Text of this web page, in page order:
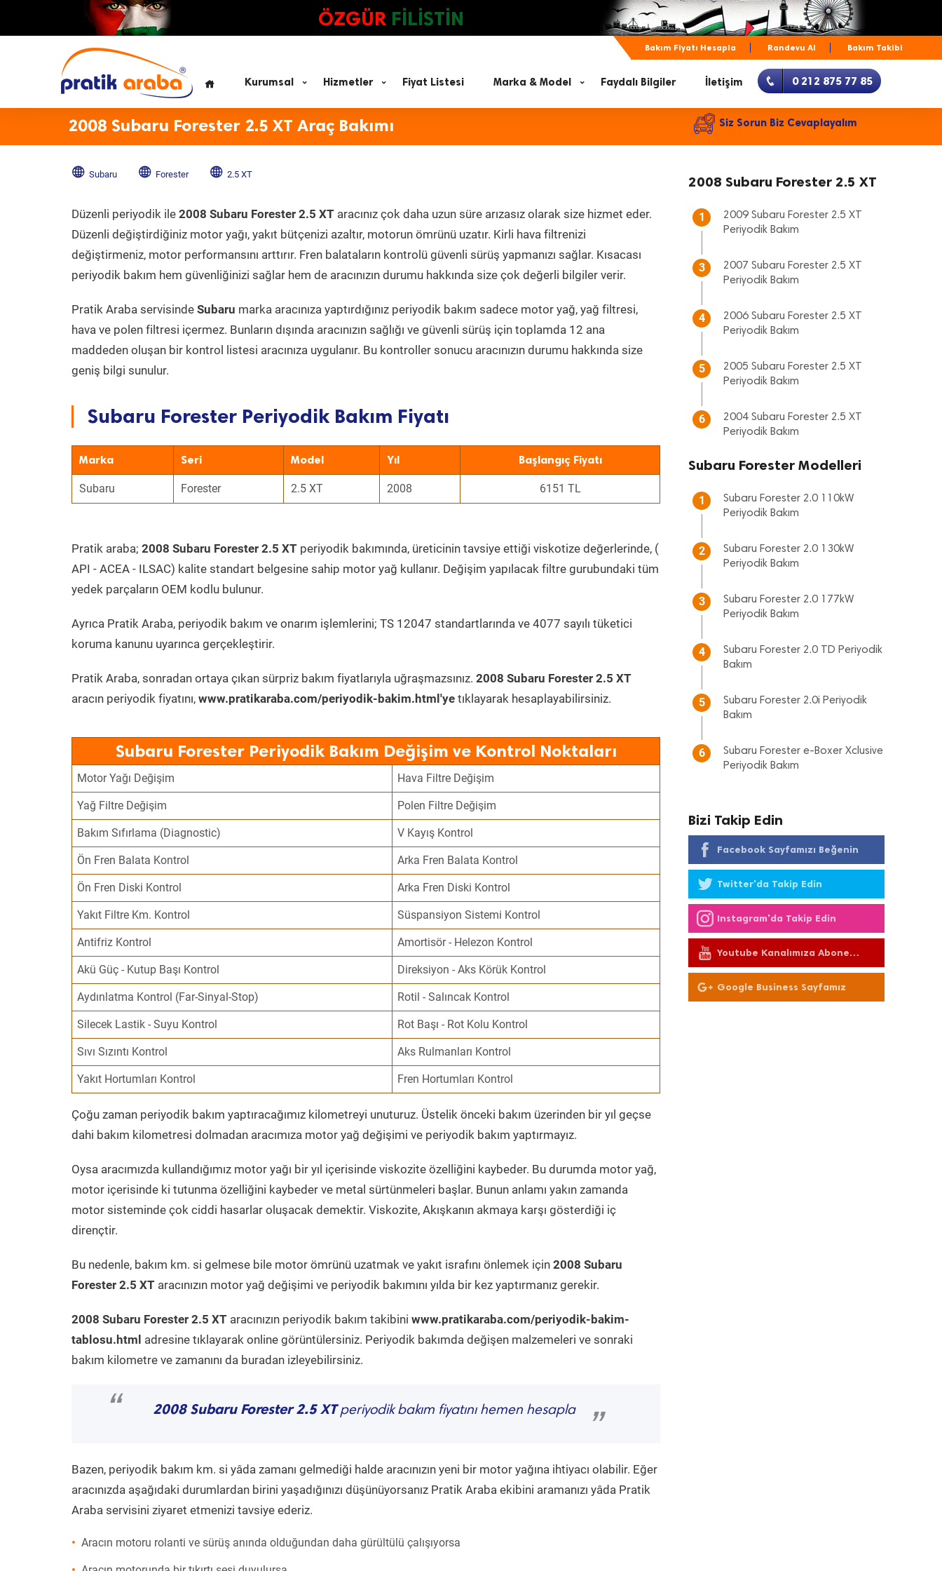
ÖZGÜR FİLİSTİN
Bakım Fiyatı Hesapla Randevu Al Bakım Takibi
Kurumsal Hizmetler Fiyat Listesi Marka & Model Faydalı Bilgiler İletişim 0 212 875 77 85
2008 Subaru Forester 2.5 XT Araç Bakımı Siz Sorun Biz Cevaplayalım
Subaru Forester 2.5 XT
Düzenli periyodik ile 2008 Subaru Forester 2.5 XT aracınız çok daha uzun süre arızasız olarak size hizmet eder.
Düzenli değiştirdiğiniz motor yağı, yakıt bütçenizi azaltır, motorun ömrünü uzatır. Kirli hava filtrenizi
değiştirmeniz, motor performansını arttırır. Fren balataların kontrolü güvenli sürüş yapmanızı sağlar. Kısacası
periyodik bakım hem güvenliğinizi sağlar hem de aracınızın durumu hakkında size çok değerli bilgiler verir.
Pratik Araba servisinde Subaru marka aracınıza yaptırdığınız periyodik bakım sadece motor yağ, yağ filtresi,
hava ve polen filtresi içermez. Bunların dışında aracınızın sağlığı ve güvenli sürüş için toplamda 12 ana
maddeden oluşan bir kontrol listesi aracınıza uygulanır. Bu kontroller sonucu aracınızın durumu hakkında size
geniş bilgi sunulur.
Subaru Forester Periyodik Bakım Fiyatı
Marka Seri Model Yıl Başlangıç Fiyatı
Subaru Forester 2.5 XT 2008 6151 TL
Pratik araba; 2008 Subaru Forester 2.5 XT periyodik bakımında, üreticinin tavsiye ettiği viskotize değerlerinde, (
API - ACEA - ILSAC) kalite standart belgesine sahip motor yağ kullanır. Değişim yapılacak filtre gurubundaki tüm
yedek parçaların OEM kodlu bulunur.
Ayrıca Pratik Araba, periyodik bakım ve onarım işlemlerini; TS 12047 standartlarında ve 4077 sayılı tüketici
koruma kanunu uyarınca gerçekleştirir.
Pratik Araba, sonradan ortaya çıkan sürpriz bakım fiyatlarıyla uğraşmazsınız. 2008 Subaru Forester 2.5 XT
aracın periyodik fiyatını, www.pratikaraba.com/periyodik-bakim.html'ye tıklayarak hesaplayabilirsiniz.
Subaru Forester Periyodik Bakım Değişim ve Kontrol Noktaları
Motor Yağı Değişim Hava Filtre Değişim
Yağ Filtre Değişim Polen Filtre Değişim
Bakım Sıfırlama (Diagnostic) V Kayış Kontrol
Ön Fren Balata Kontrol Arka Fren Balata Kontrol
Ön Fren Diski Kontrol Arka Fren Diski Kontrol
Yakıt Filtre Km. Kontrol Süspansiyon Sistemi Kontrol
Antifriz Kontrol Amortisör - Helezon Kontrol
Akü Güç - Kutup Başı Kontrol Direksiyon - Aks Körük Kontrol
Aydınlatma Kontrol (Far-Sinyal-Stop) Rotil - Salıncak Kontrol
Silecek Lastik - Suyu Kontrol Rot Başı - Rot Kolu Kontrol
Sıvı Sızıntı Kontrol Aks Rulmanları Kontrol
Yakıt Hortumları Kontrol Fren Hortumları Kontrol
Çoğu zaman periyodik bakım yaptıracağımız kilometreyi unuturuz. Üstelik önceki bakım üzerinden bir yıl geçse
dahi bakım kilometresi dolmadan aracımıza motor yağ değişimi ve periyodik bakım yaptırmayız.
Oysa aracımızda kullandığımız motor yağı bir yıl içerisinde viskozite özelliğini kaybeder. Bu durumda motor yağ,
motor içerisinde ki tutunma özelliğini kaybeder ve metal sürtünmeleri başlar. Bunun anlamı yakın zamanda
motor sisteminde çok ciddi hasarlar oluşacak demektir. Viskozite, Akışkanın akmaya karşı gösterdiği iç
dirençtir.
Bu nedenle, bakım km. si gelmese bile motor ömrünü uzatmak ve yakıt israfını önlemek için 2008 Subaru
Forester 2.5 XT aracınızın motor yağ değişimi ve periyodik bakımını yılda bir kez yaptırmanız gerekir.
2008 Subaru Forester 2.5 XT aracınızın periyodik bakım takibini www.pratikaraba.com/periyodik-bakim-
tablosu.html adresine tıklayarak online görüntülersiniz. Periyodik bakımda değişen malzemeleri ve sonraki
bakım kilometre ve zamanını da buradan izleyebilirsiniz.
“ 2008 Subaru Forester 2.5 XTperiyodik bakım fiyatını hemen hesapla
”
Bazen, periyodik bakım km. si yâda zamanı gelmediği halde aracınızın yeni bir motor yağına ihtiyacı olabilir. Eğer
aracınızda aşağıdaki durumlardan birini yaşadığınızı düşünüyorsanız Pratik Araba ekibini aramanızı yâda Pratik
Araba servisini ziyaret etmenizi tavsiye ederiz.
Aracın motoru rolanti ve sürüş anında olduğundan daha gürültülü çalışıyorsa
2008 Subaru Forester 2.5 XT
1
2009 Subaru Forester 2.5 XT
Periyodik Bakım
3
2007 Subaru Forester 2.5 XT
Periyodik Bakım
4
2006 Subaru Forester 2.5 XT
Periyodik Bakım
5
2005 Subaru Forester 2.5 XT
Periyodik Bakım
6
2004 Subaru Forester 2.5 XT
Periyodik Bakım
Subaru Forester Modelleri
1
Subaru Forester 2.0 110kW
Periyodik Bakım
2
Subaru Forester 2.0 130kW
Periyodik Bakım
3
Subaru Forester 2.0 177kW
Periyodik Bakım
4
Subaru Forester 2.0 TD Periyodik
Bakım
5
Subaru Forester 2.0i Periyodik
Bakım
6
Subaru Forester e-Boxer Xclusive
Periyodik Bakım
Bizi Takip Edin
Facebook Sayfamızı Beğenin
Twitter'da Takip Edin
Instagram'da Takip Edin
Youtube Kanalımıza Abone
Olun
Google Business Sayfamız